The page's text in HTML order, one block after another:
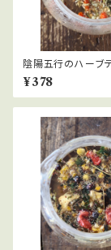
¥378